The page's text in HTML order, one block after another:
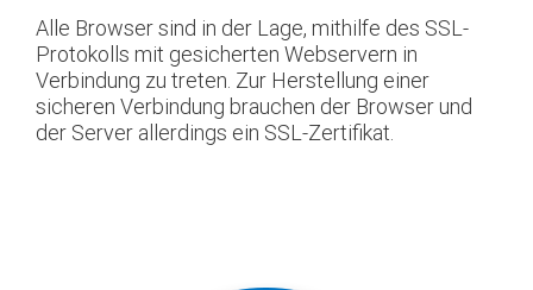
Alle Browser sind in der Lage, mithilfe des SSL-
Protokolls mit gesicherten Webservern in
Verbindung zu treten. Zur Herstellung einer
sicheren Verbindung brauchen der Browser und
der Server allerdings ein SSL-Zertifikat.